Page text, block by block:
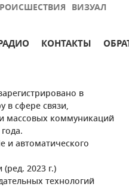
ВИЗУАЛ
КОНТАКТЫ
в
в сфере связи,
массовых коммуникаций
и автоматического
2023 г.)
технологий